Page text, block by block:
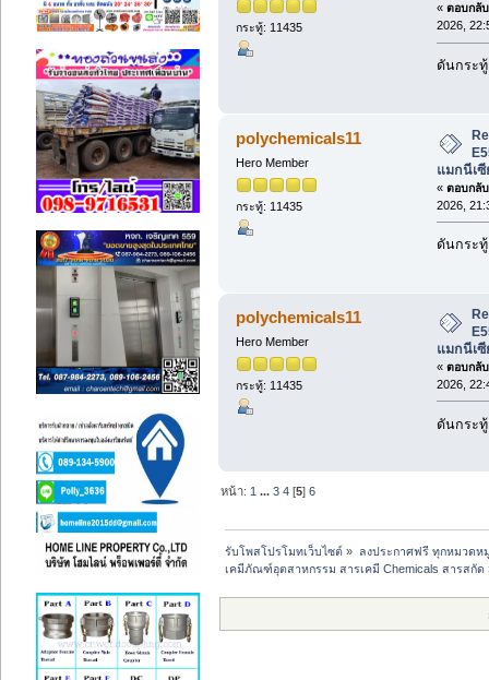
กระทู้: 11435
« ตอบกลั
2026,
ดันกระทู้
polychemicals11
Hero Member
กระทู้: 11435
แมกนีเซี
« ตอบกลั
2026,
ดันกระทู้
polychemicals11
Hero Member
กระทู้: 11435
แมกนีเซี
« ตอบกลั
2026,
ดันกระทู้
หน้า: 1 ...3 4 [5]6
รับโพสโปรโมทเว็บไซต์ » ลงประกาศฟรี ทุกหมวดห
เคมีภัณฑ์อุตสาหกรรม สารเคมี Chemicals สารสกัด